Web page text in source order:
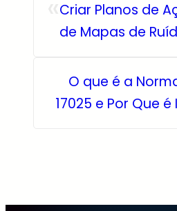
Criar Planos de
de Mapas de
O que é a
17025 e Por Que